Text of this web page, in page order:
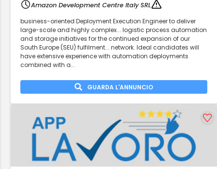
Amazon Development Centre Italy SRL
business-oriented Deployment Execution Engineer to deliver
large-scale and highly complex... logistic process automation
and storage initiatives for the continued expansion of our
South Europe (SEU) fulfilment... network. Ideal candidates will
have extensive experience with automation deployments
combined with a...
GUARDA L'ANNUNCIO